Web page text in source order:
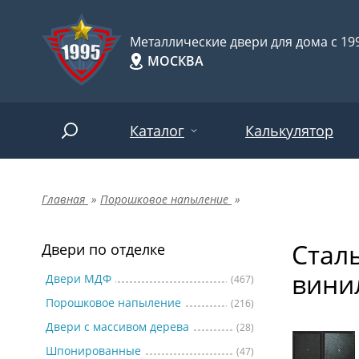
Металлические двери для дома с
МОСКВА
Каталог
Двери по отделке
Двери по назначению
Двери по особенностям
Калькулятор
Главная » Порошковое напыление »
Двери по отделке
Двери МДФ (467)
Порошковое напыление (216)
Двери с массивом дерева (28)
Шпонированные (47)